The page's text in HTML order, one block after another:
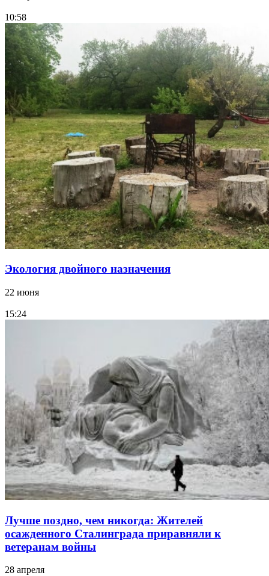
10:58
Экология двойного назначения
22 июня
15:24
Лучше поздно, чем никогда: Жителей
осажденного Сталинграда приравняли к
ветеранам войны
28 апреля